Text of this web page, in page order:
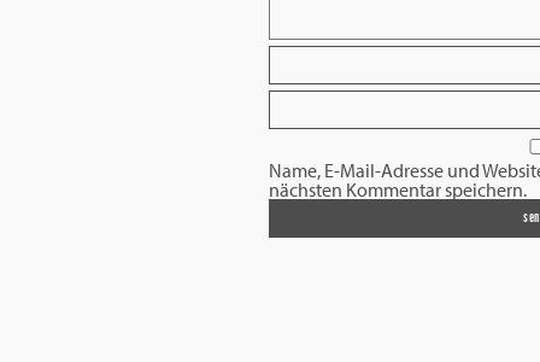
Name, E-Mail-Adresse und
nächsten Kommentar speichern.